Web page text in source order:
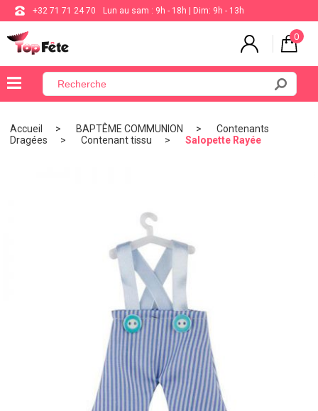
+32 71 71 24 70 Lun au sam : 9h - 18h | Dim: 9h - 13h
0
×
BALLON
Accueil BAPTÊME COMMUNION
Contenants
Dragées
Contenant tissu Salopette Rayée